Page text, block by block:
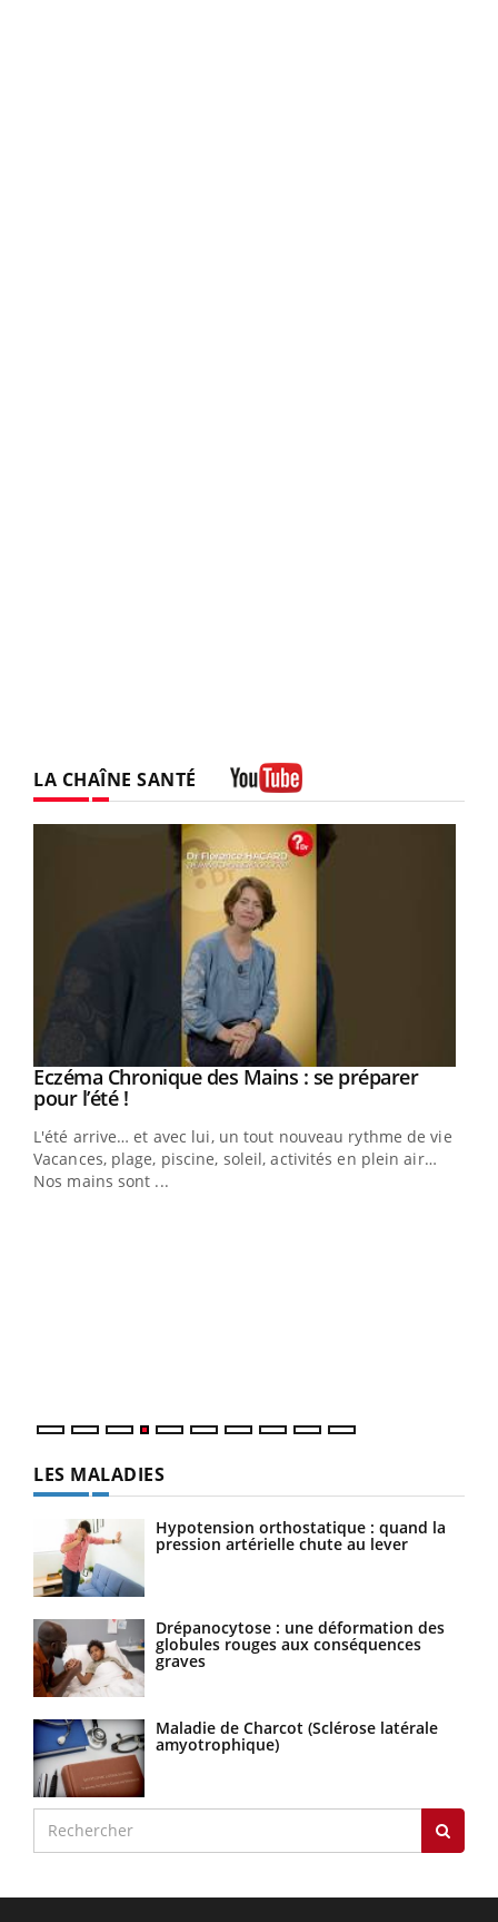
LA CHAÎNE SANTÉ
Youtube
Eczéma Chronique des Mains : se préparer
pour l’été !Youtube
L'été arrive… et avec lui, un tout nouveau rythme de vie !
Vacances, plage, piscine, soleil, activités en plein air…
Nos mains sont ...
LES MALADIES
Hypotension orthostatique : quand la
pression artérielle chute au lever
Drépanocytose : une déformation des
globules rouges aux conséquences
graves
Maladie de Charcot (Sclérose latérale
amyotrophique)